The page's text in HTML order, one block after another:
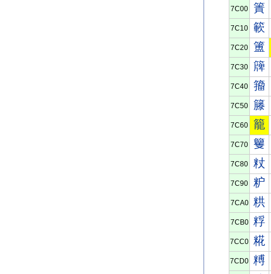
7C00 簀
7C10 簐
7C20 簠
7C30 簰
7C40 籀
7C50 籐
7C60 籠
7C70 籰
7C80 粀
7C90 粐
7CA0 粠
7CB0 粰
7CC0 糀
7CD0 糐